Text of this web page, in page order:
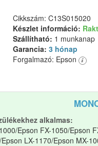
Cikkszám: C13S015020
Készlet információ:
Szállítható: 1 munkanap
Garancia: 3 hónap
Forgalmazó: Epson
alkalmas:
Epson FX-1050/Epson
LX-1170/Epson MX-